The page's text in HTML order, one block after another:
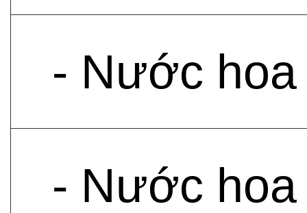
- Nước hoa
- Nước